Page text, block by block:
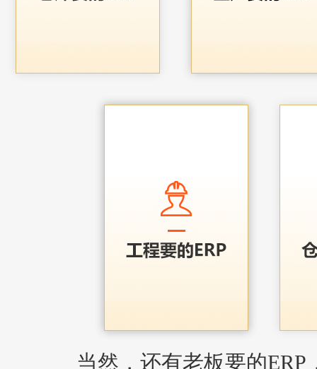
当然，还有老板要的ERP